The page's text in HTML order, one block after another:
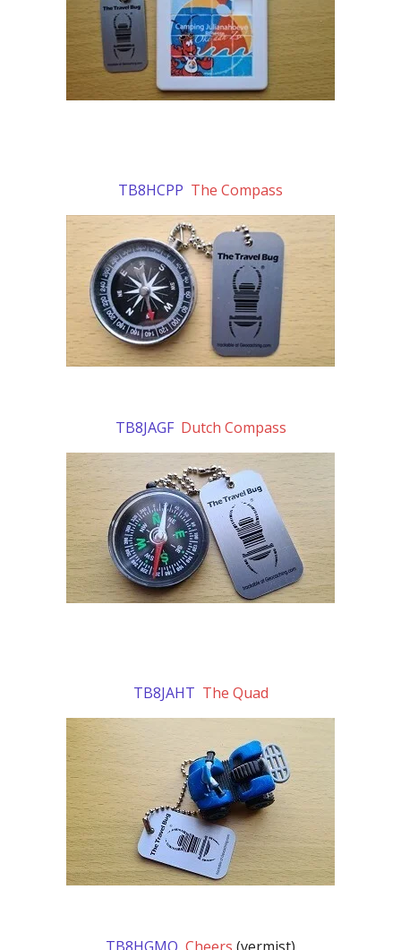
TB8HCPP The Compass
TB8JAGF Dutch Compass
TB8JAHT The Quad